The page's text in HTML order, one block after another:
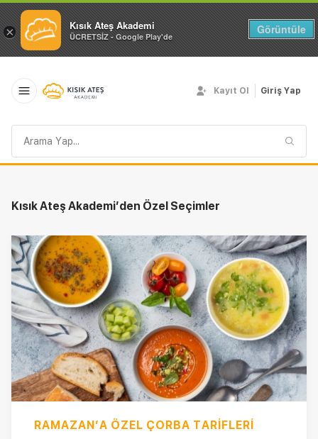
× Kısık Ateş Akademi
ÜCRETSİZ - Google Play'de
Görüntüle
sorgusu
Kayıt Ol Giriş Yap
Kısık Ateş Akademi’den Özel Seçimler
RAMAZAN’A ÖZEL ÇORBA TARIFLERI